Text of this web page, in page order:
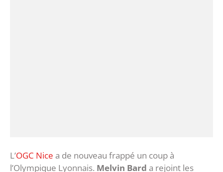
L’OGC Nice a de nouveau frappé un coup à
l’Olympique Lyonnais. Melvin Bard a rejoint les